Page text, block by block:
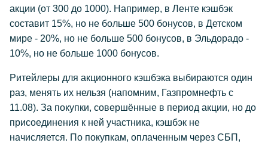
акции (от 300 до 1000). Например, в Ленте кэшбэк
составит 15%, но не больше 500 бонусов, в Детском
мире - 20%, но не больше 500 бонусов, в Эльдорадо -
10%, но не больше 1000 бонусов.
Ритейлеры для акционного кэшбэка выбираются один
раз, менять их нельзя (напомним, Газпромнефть с
11.08). За покупки, совершённые в период акции, но до
присоединения к ней участника, кэшбэк не
начисляется. По покупкам, оплаченным через СБП,